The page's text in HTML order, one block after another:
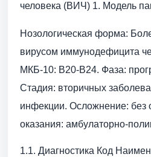
человека (ВИЧ) 1. Модель
Нозологическая форма:
вирусом иммунодефицита
МКБ-10: B20-B24. Фаза:
Стадия: вторичных
инфекции. Осложнение: без
оказания: амбулаторно-
1.1. Диагностика Код